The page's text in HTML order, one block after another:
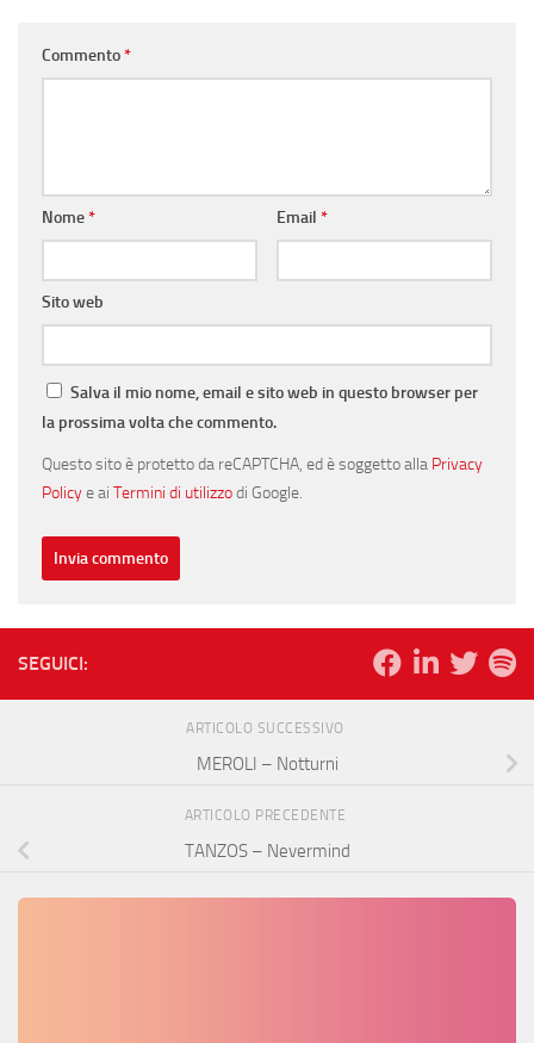
Commento*
Nome* Email *
Sito web
Salva il mio nome, email e sito web in questo browser per
la prossima volta che commento.
Questo sito è protetto da reCAPTCHA, ed è soggetto alla Privacy
Policye ai Termini di utilizzodi Google.
SEGUICI:
ARTICOLO SUCCESSIVO
MEROLI – Notturni
ARTICOLO PRECEDENTE
TANZOS – Nevermind